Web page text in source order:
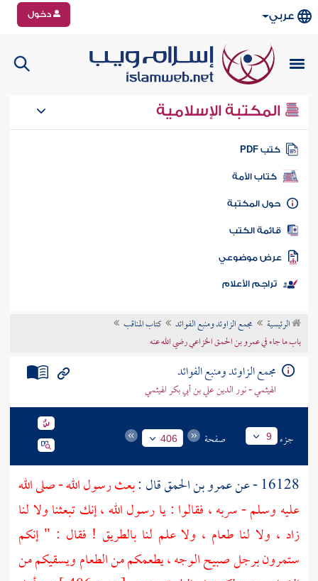
عربي دخول
المكتبة الإسلامية
كتب PDF
كتاب الأمة
المكتبة
الكتب
موضوعي
تراجم الأعلام
الرئيسية مجمع الزاوئد ومنبع الفوائد
كتاب المناقب
باب ما جاء في عمرو بن الحمق الخزاعي رضي الله عنه
مجمع الزاوئد ومنبع الفوائد
الهيثمي - نور الدين علي بن أبي بكر الهيثمي
جزء 9 صفحة 406
16128 - عن عمرو بن الحمققال :بعث رسول الله - صلى الله
عليه وسلم - سربه ، فقالوا : يا رسول الله ، إنك تبعثنا ولا لنا
زاد ، ولا لنا طعام ، ولا علم لنا بالطريق ! فقال : " إنكم
ستمرون برجل صبيح الوجه ، يطعمكم من الطعام ويسقيكم من